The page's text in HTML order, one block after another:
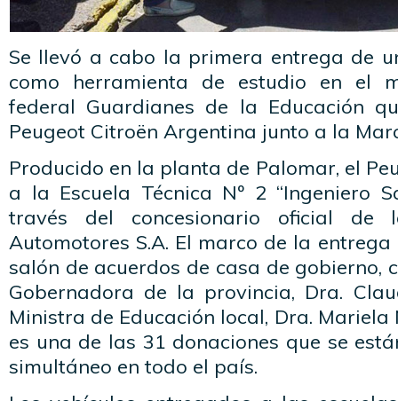
Se llevó a cabo la primera entrega de
como herramienta de estudio en el
federal Guardianes de la Educación
Peugeot Citroën Argentina junto a la
Producido en la planta de Palomar, el
a la Escuela Técnica Nº 2 “Ingeniero
través del concesionario oficial de
Automotores S.A. El marco de la
salón de acuerdos de casa de gobierno,
Gobernadora de la provincia, Dra.
Ministra de Educación local, Dra. Mariela
es una de las 31 donaciones que se
simultáneo en todo el país.